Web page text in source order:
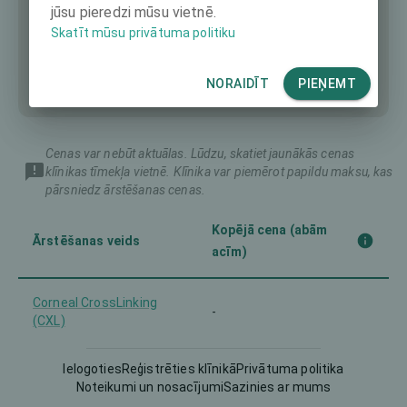
Cenas var nebūt aktuālas. Lūdzu, skatiet jaunākās cenas
klīnikas tīmekļa vietnē. Klīnika var piemērot papildu maksu, kas
pārsniedz ārstēšanas cenas.
Ārstēšanas veids
Kopējā cena (abām
acīm)
Corneal CrossLinking
(CXL)
-
Femto-LASIK 3990 €
IelogotiesReģistrēties klīnikāPrivātuma politika
Noteikumi un nosacījumiSazinies ar mums
jūsu pieredzi mūsu vietnē.
Skatīt mūsu privātuma politiku
NORAIDĪT PIEŅEMT